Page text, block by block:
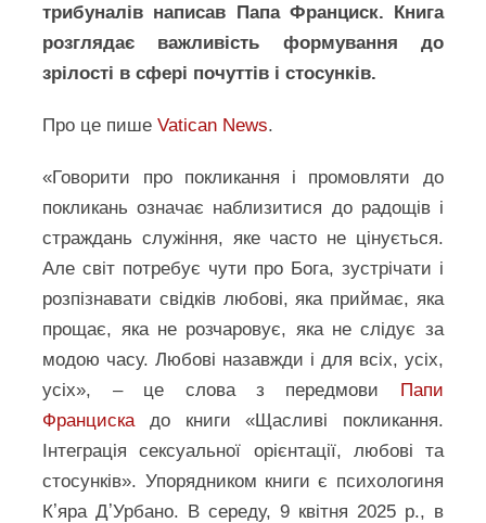
трибуналів написав Папа Франциск. Книга
розглядає важливість формування до
зрілості в сфері почуттів і стосунків.
Про це пишеVatican News.
«Говорити про покликання і промовляти до
покликань означає наблизитися до радощів і
страждань служіння, яке часто не цінується.
Але світ потребує чути про Бога, зустрічати і
розпізнавати свідків любові, яка приймає, яка
прощає, яка не розчаровує, яка не слідує за
модою часу. Любові назавжди і для всіх, усіх,
усіх», – це слова з передмови Папи
Франциска до книги «Щасливі покликання.
Інтеграція сексуальної орієнтації, любові та
стосунків». Упорядником книги є психологиня
Кʼяра ДʼУрбано. В середу, 9 квітня 2025 р., в